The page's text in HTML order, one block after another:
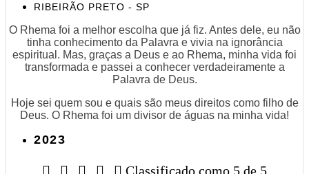
RIBEIRÃO PRETO - SP
O Rhema foi a melhor escolha que já fiz. Antes dele, eu não
tinha conhecimento da Palavra e vivia na ignorância
espiritual. Mas, graças a Deus e ao Rhema, minha vida foi
transformada e passei a conhecer verdadeiramente a
Palavra de Deus.
Hoje sei quem sou e quais são meus direitos como filho de
Deus. O Rhema foi um divisor de águas na minha vida!
2023
     Classificado como 5 de 5